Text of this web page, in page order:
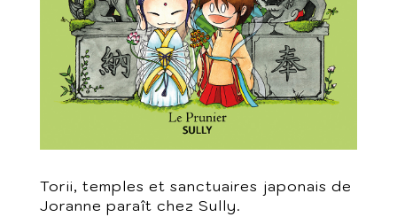
Torii, temples et sanctuaires japonais de
Joranne paraît chez Sully.